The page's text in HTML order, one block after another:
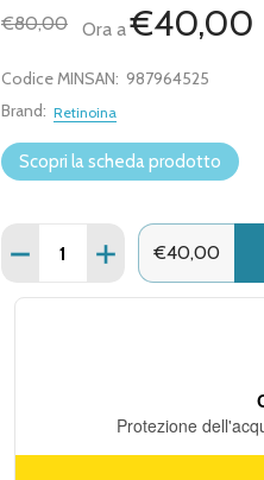
€80,00
Ora a€40,00
Codice MINSAN: 987964525
Brand: Retinoina
Scopri la scheda prodotto
Quantità:
DIMINUISCI QUANTITÀ DI
AUMENTA€40,00